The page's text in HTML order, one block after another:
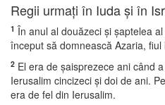
Regii urmaţi în Iuda şi în
1 În anul al douăzeci şi şaptelea
început să domnească Azaria,
2 El era de şaisprezece ani când
Ierusalim cincizeci şi doi de ani.
era de fel din Ierusalim.